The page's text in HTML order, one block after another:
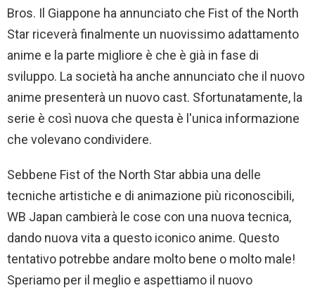
Bros. Il Giappone ha annunciato che Fist of the North
Star riceverà finalmente un nuovissimo adattamento
anime e la parte migliore è che è già in fase di
sviluppo. La società ha anche annunciato che il nuovo
anime presenterà un nuovo cast. Sfortunatamente, la
serie è così nuova che questa è l'unica informazione
che volevano condividere.
Sebbene Fist of the North Star abbia una delle
tecniche artistiche e di animazione più riconoscibili,
WB Japan cambierà le cose con una nuova tecnica,
dando nuova vita a questo iconico anime. Questo
tentativo potrebbe andare molto bene o molto male!
Speriamo per il meglio e aspettiamo il nuovo